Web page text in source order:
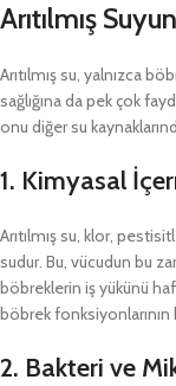
Arıtılmış
Arıtılmış su, yalnızca
sağlığına da pek çok
onu diğer su
1. Kimyasal
Arıtılmış su, klor,
sudur. Bu, vücudun bu
böbreklerin iş yükünü
böbrek fonksiyonlarının
2. Bakteri ve